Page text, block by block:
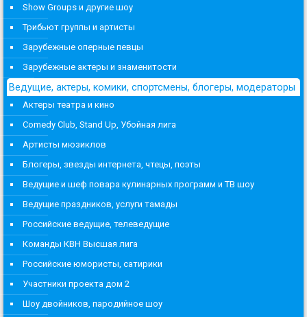
Show Groups и другие шоу
Трибьют группы и артисты
Зарубежные оперные певцы
Зарубежные актеры и знаменитости
Ведущие, актеры, комики, спортсмены, блогеры, модераторы
Актеры театра и кино
Comedy Club, Stand Up, Убойная лига
Артисты мюзиклов
Блогеры, звезды интернета, чтецы, поэты
Ведущие и шеф повара кулинарных программ и ТВ шоу
Ведущие праздников, услуги тамады
Российские ведущие, телеведущие
Команды КВН Высшая лига
Российские юмористы, сатирики
Участники проекта дом 2
Шоу двойников, пародийное шоу